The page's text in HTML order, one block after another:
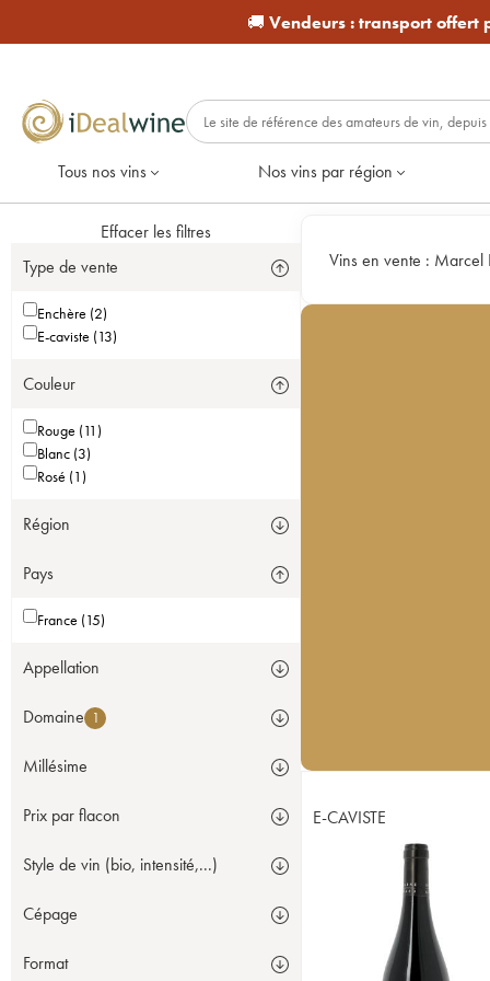
🚚 Vendeurs :transport offert
Tous nos vins Nos vins par région
Effacer les filtres
Type de vente
Enchère (2)
E-caviste (13)
Couleur
Rouge (11)
Blanc (3)
Rosé (1)
Région
Pays
France (15)
Appellation
Domaine 1
Millésime
Prix par flacon
Style de vin (bio, intensité,...)
Cépage
Format
Vins en vente : Marcel
E-CAVISTE